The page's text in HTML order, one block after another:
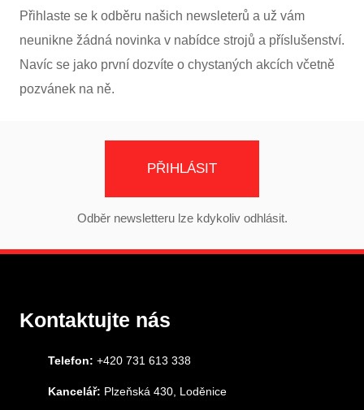
Přihlaste se k odběru našich newsleterů a už vám
neunikne žádná novinka v nabídce strojů a příslušenství.
Navíc se jako první dozvíte o chystaných akcích včetně
pozvánek na ně.
PŘIHLÁSIT
Odběr newsletteru lze kdykoliv odhlásit.
Kontaktujte nás
Telefon: +420 731 613 338
Kancelář: Plzeňská 430, Loděnice